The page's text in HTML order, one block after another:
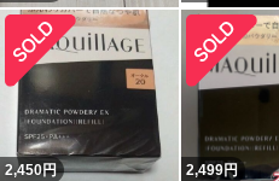
2,450円 2,499円